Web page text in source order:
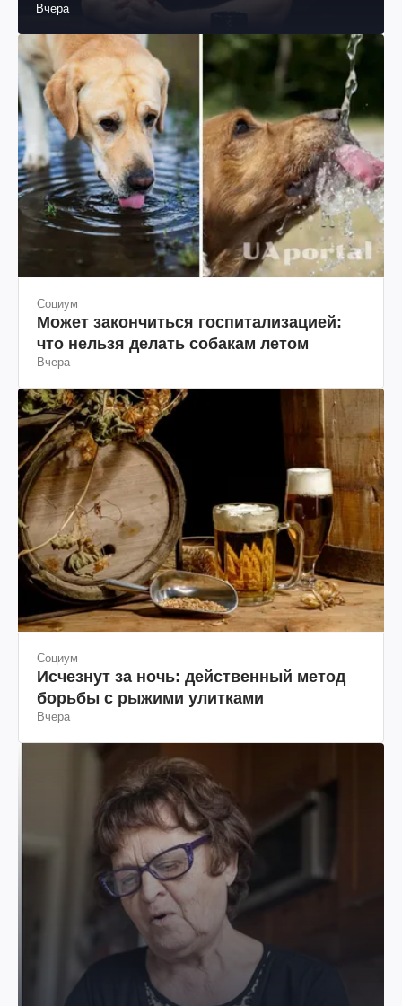
Вчера
Социум
Может закончиться госпитализацией:
что нельзя делать собакам летом
Вчера
Социум
Исчезнут за ночь: действенный метод
борьбы с рыжими улитками
Вчера